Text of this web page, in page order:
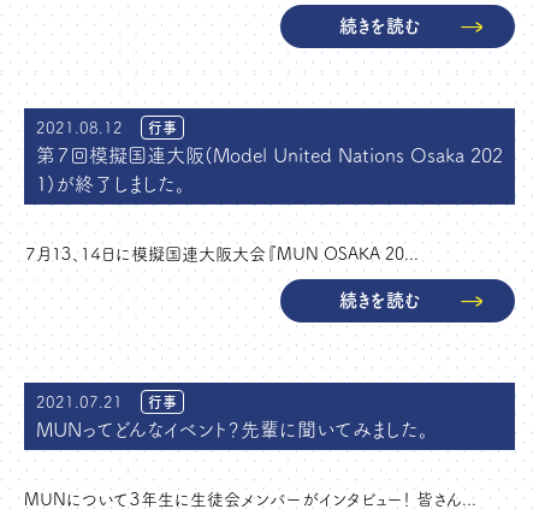
続きを読む
2021.08.12 行事
第７回模擬国連大阪(Model United Nations Osaka 202
1)が終了しました。
７月１３、１４日に模擬国連大阪大会『MUN OSAKA 20...
続きを読む
2021.07.21 行事
MUNってどんなイベント？先輩に聞いてみました。
MUNについて３年生に生徒会メンバーがインタビュー！ 皆さん...